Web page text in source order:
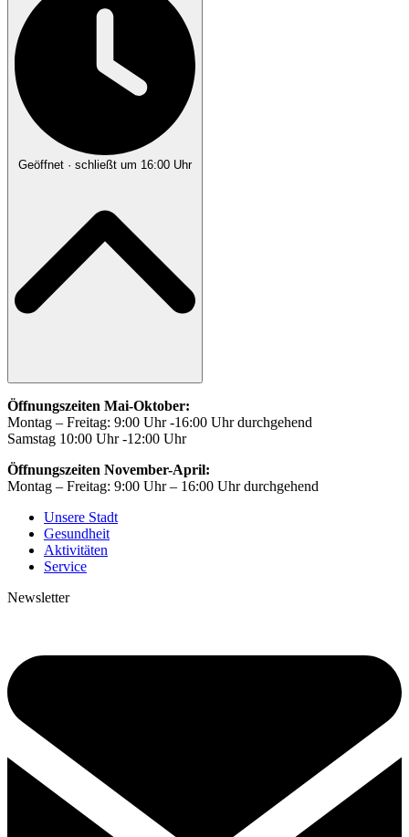
Geöffnet · schließt um 16:00 Uhr
Öffnungszeiten Mai-Oktober:
Montag – Freitag: 9:00 Uhr -16:00 Uhr durchgehend
Samstag 10:00 Uhr -12:00 Uhr
Öffnungszeiten November-April:
Montag – Freitag: 9:00 Uhr – 16:00 Uhr durchgehend
Unsere Stadt
Gesundheit
Aktivitäten
Service
Newsletter